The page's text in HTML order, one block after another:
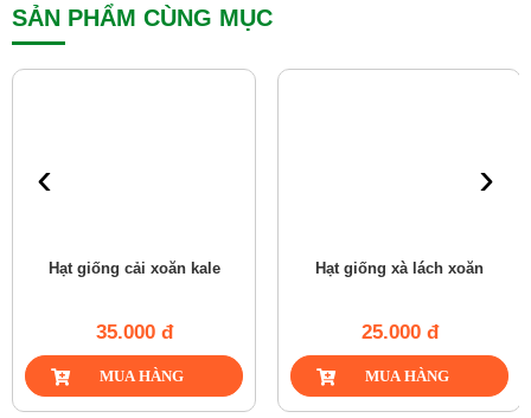
SẢN PHẨM CÙNG MỤC
Hạt giống cải xoăn kale
35.000 đ
Hạt giống xà lách xoăn
25.000 đ
‹ ›